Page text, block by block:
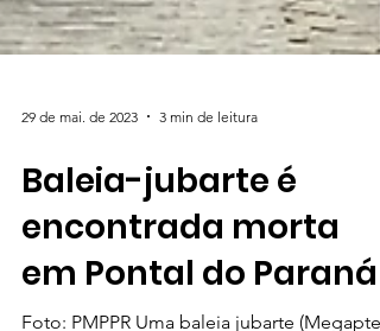
29 de mai. de 2023 3 min de leitura
Baleia-jubarte é
encontrada morta